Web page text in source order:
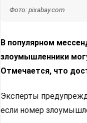
Фото: pixabay.com
В популярном
злоумышленники
Отмечается, что
Эксперты
если номер